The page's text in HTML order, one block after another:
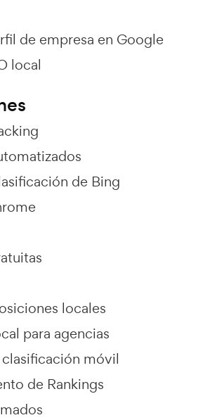
de empresa en Google
local
de Bing
locales
para agencias
móvil
de Rankings